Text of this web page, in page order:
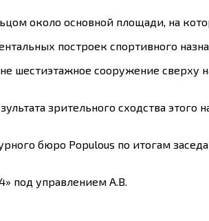
около основной площади, на
построек спортивного
шестиэтажное сооружение
зрительного сходства этого
бюро Populous по итогам
под управлением А.В.